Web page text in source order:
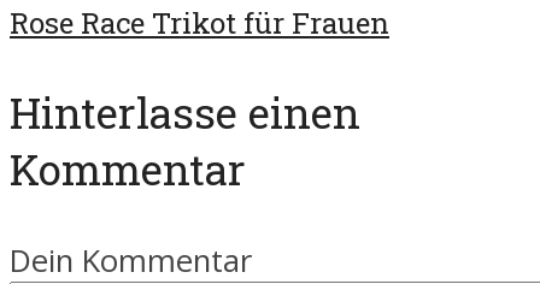
Rose Race Trikot für Frauen
Hinterlasse einen
Kommentar
Dein Kommentar